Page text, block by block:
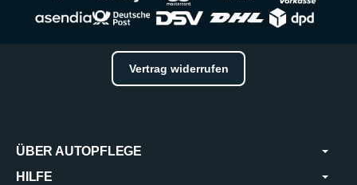
Vertrag widerrufen
ÜBER AUTOPFLEGE
HILFE